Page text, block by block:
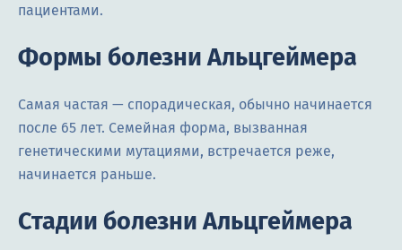
пациентами.
Формы болезни Альцгеймера
Самая частая — спорадическая, обычно начинается
после 65 лет. Семейная форма, вызванная
генетическими мутациями, встречается реже,
начинается раньше.
Стадии болезни Альцгеймера